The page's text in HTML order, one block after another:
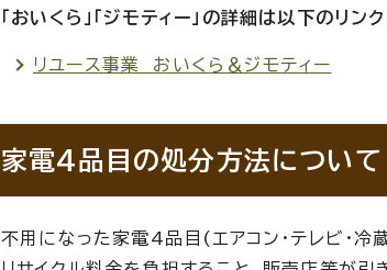
「おいくら」「ジモティー」の詳細は以下のリ
リユース事業 おいくら＆ジモティー
家電4品目の処分方法について
不用になった家電4品目(エアコン・テレビ・冷